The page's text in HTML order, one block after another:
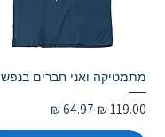
מתמטיקה ואני חברים בנפש
מחיר רגיל מחיר מבצע